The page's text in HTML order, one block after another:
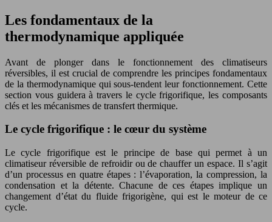
Les fondamentaux de la
thermodynamique appliquée
Avant de plonger dans le fonctionnement des climatiseurs
réversibles, il est crucial de comprendre les principes fondamentaux
de la thermodynamique qui sous-tendent leur fonctionnement. Cette
section vous guidera à travers le cycle frigorifique, les composants
clés et les mécanismes de transfert thermique.
Le cycle frigorifique : le cœur du système
Le cycle frigorifique est le principe de base qui permet à un
climatiseur réversible de refroidir ou de chauffer un espace. Il s’agit
d’un processus en quatre étapes : l’évaporation, la compression, la
condensation et la détente. Chacune de ces étapes implique un
changement d’état du fluide frigorigène, qui est le moteur de ce
cycle.